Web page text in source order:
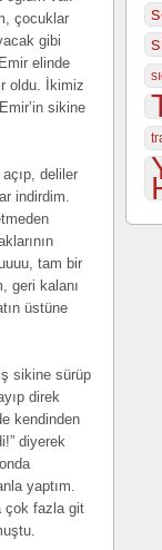
çocuklar
gibi
elinde
oldu. İkimiz
sikine
deliler
indirdim.
tam bir
geri kalanı
üstüne
sikine sürüp
direk
kendinden
diyerek
yaptım.
çok fazla git